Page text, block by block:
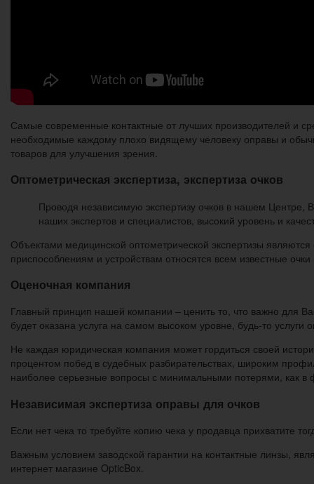
Самые современные контактные от лучших производителей и
необходимые каждому плохо видящему человеку оправы и
товаров для улучшения зрения.
Оптометрическая экспертиза, экспертиза очков
Проводя независимую экспертизу очков в нашем Центре,
наших экспертов и специалистов, высокий уровень и
Объектами медицинской оптометрической экспертизы
приспособлениям и устройствам относятся всем известные
Оценочная компания
Главный принцип нашей компании – ценить то, что важно для
будет оказана услуга на самом высоком уровне, будь-то
Не каждая юридическая компания может гордиться своей
процентом побед в судебных разбирательствах, широким
наиболее серьезные вопросы с минимальными потерями, как
Независимая экспертиза оправы для очков
Если нет чека то требуйте копию чека у продавца прихватите
Важным условием заводской гарантии на контактные линзы,
интернет магазине OpticBox.